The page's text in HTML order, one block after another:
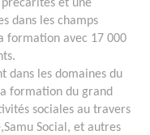
et une
dans les champs
formation avec 17 000
dans les domaines du
formation du grand
sociales au travers
Social, et autres